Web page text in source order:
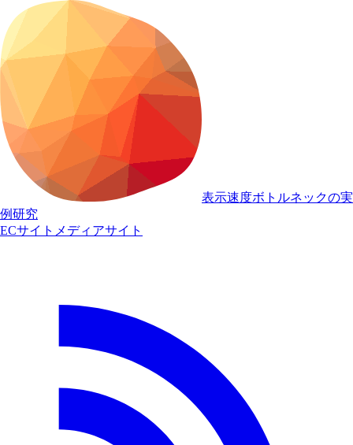
表示速度ボトルネックの実
例研究
ECサイト メディアサイト